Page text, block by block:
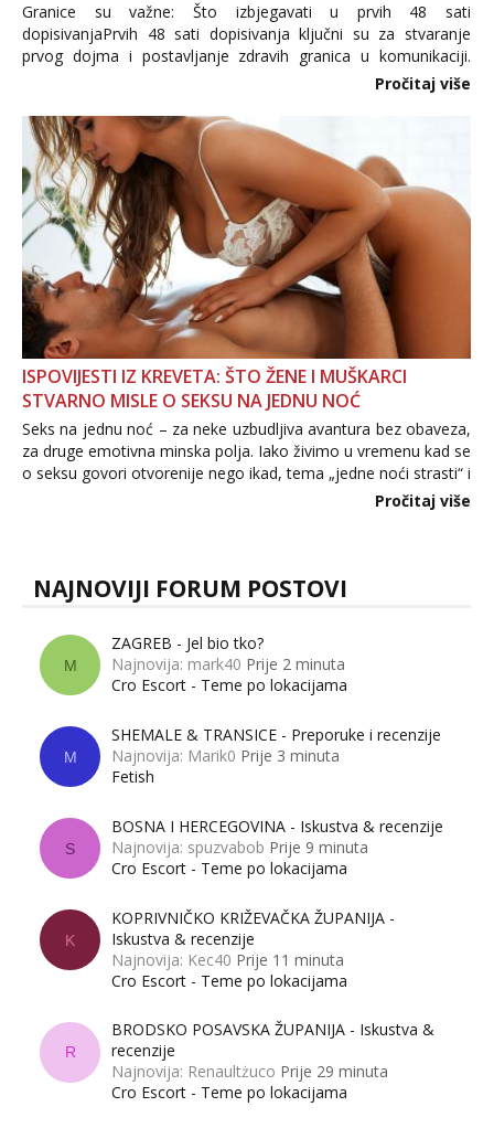
Granice su važne: Što izbjegavati u prvih 48 sati
dopisivanjaPrvih 48 sati dopisivanja ključni su za stvaranje
prvog dojma i postavljanje zdravih granica u komunikaciji.
Važno je izbjeći prebrzo otkrivanje osobnih ili intimnih
povjerenje. Takođe...
Pročitaj više
ISPOVIJESTI IZ KREVETA: ŠTO ŽENE I MUŠKARCI
STVARNO MISLE O SEKSU NA JEDNU NOĆ
Seks na jednu noć – za neke uzbudljiva avantura bez obaveza,
za druge emotivna minska polja. Iako živimo u vremenu kad se
o seksu govori otvorenije nego ikad, tema „jedne noći strasti“ i
dalje izaziva burne rasprave. Što zapravo misle žene, a što
Pročitaj više
NAJNOVIJI FORUM POSTOVI
M
ZAGREB - Jel bio tko?
Najnovija: mark40 Prije 2 minuta
Cro Escort - Teme po lokacijama
M
SHEMALE & TRANSICE - Preporuke i recenzije
Najnovija: Marik0 Prije 3 minuta
Fetish
S
BOSNA I HERCEGOVINA - Iskustva & recenzije
Najnovija: spuzvabob Prije 9 minuta
Cro Escort - Teme po lokacijama
K
KOPRIVNIČKO KRIŽEVAČKA ŽUPANIJA -
Iskustva & recenzije
Najnovija: Kec40 Prije 11 minuta
Cro Escort - Teme po lokacijama
R
BRODSKO POSAVSKA ŽUPANIJA - Iskustva &
recenzije
Najnovija: Renaultżuco Prije 29 minuta
Cro Escort - Teme po lokacijama